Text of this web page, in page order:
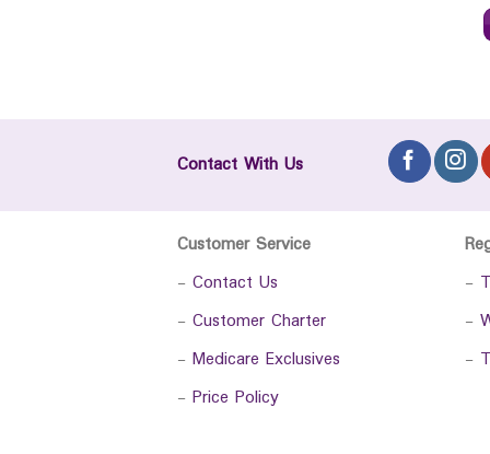
Contact With Us
Customer Service
- Contact Us
- Customer Charter
- Medicare Exclusives
- Price Policy
-
-
-